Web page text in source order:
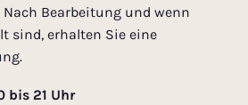
Bearbeitung und wenn
sind, erhalten Sie eine
bis 21 Uhr